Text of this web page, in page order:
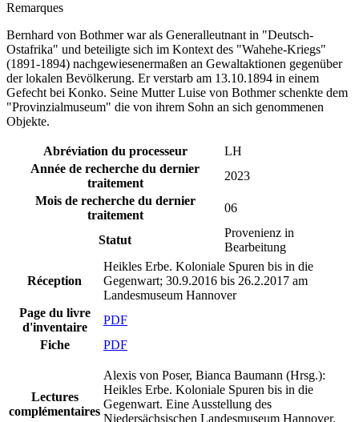
Remarques
Bernhard von Bothmer war als Generalleutnant in "Deutsch-
Ostafrika" und beteiligte sich im Kontext des "Wahehe-Kriegs"
(1891-1894) nachgewiesenermaßen an Gewaltaktionen gegenüber
der lokalen Bevölkerung. Er verstarb am 13.10.1894 in einem
Gefecht bei Konko. Seine Mutter Luise von Bothmer schenkte dem
"Provinzialmuseum" die von ihrem Sohn an sich genommenen
Objekte.
Abréviation du processeur
LH
Année de recherche du dernier
traitement
2023
Mois de recherche du dernier
traitement
06
Statut
Provenienz in
Bearbeitung
Réception
Heikles Erbe. Koloniale Spuren bis in die
Gegenwart; 30.9.2016 bis 26.2.2017 am
Landesmuseum Hannover
Page du livre
d'inventaire
PDF
Fiche
PDF
Lectures
complémentaires
Alexis von Poser, Bianca Baumann (Hrsg.):
Heikles Erbe. Koloniale Spuren bis in die
Gegenwart. Eine Ausstellung des
Niedersächsischen Landesmuseum Hannover.